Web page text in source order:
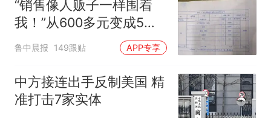
“销售像人贩子一样围着
我！”从600多元变成5万
元，57岁保洁阿姨做医美
后眼睛肿到流泪、视物模
糊
鲁中晨报 149跟贴 APP专享
中方接连出手反制美国 精
准打击7家实体